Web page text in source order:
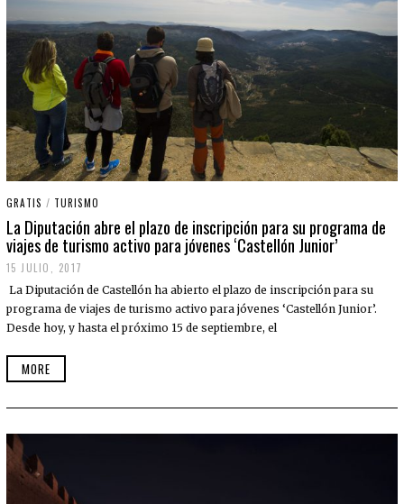
GRATIS / TURISMO
La Diputación abre el plazo de inscripción para su programa de
viajes de turismo activo para jóvenes ‘Castellón Junior’
15 JULIO, 2017
La Diputación de Castellón ha abierto el plazo de inscripción para su
programa de viajes de turismo activo para jóvenes ‘Castellón Junior’.
Desde hoy, y hasta el próximo 15 de septiembre, el
MORE